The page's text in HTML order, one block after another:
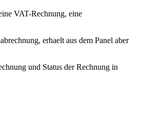
VAT-Rechnung, eine
erhaelt aus dem Panel aber
und Status der Rechnung in